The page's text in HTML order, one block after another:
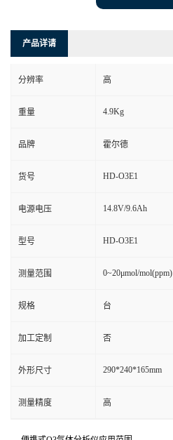
产品详请
分辨率 高
重量 4.9Kg
品牌 霍尔德
货号 HD-O3E1
电源电压 14.8V/9.6Ah
型号 HD-O3E1
测量范围 0~20μmol/mol(ppm)
规格 台
加工定制 否
外形尺寸 290*240*165mm
测量精度 高